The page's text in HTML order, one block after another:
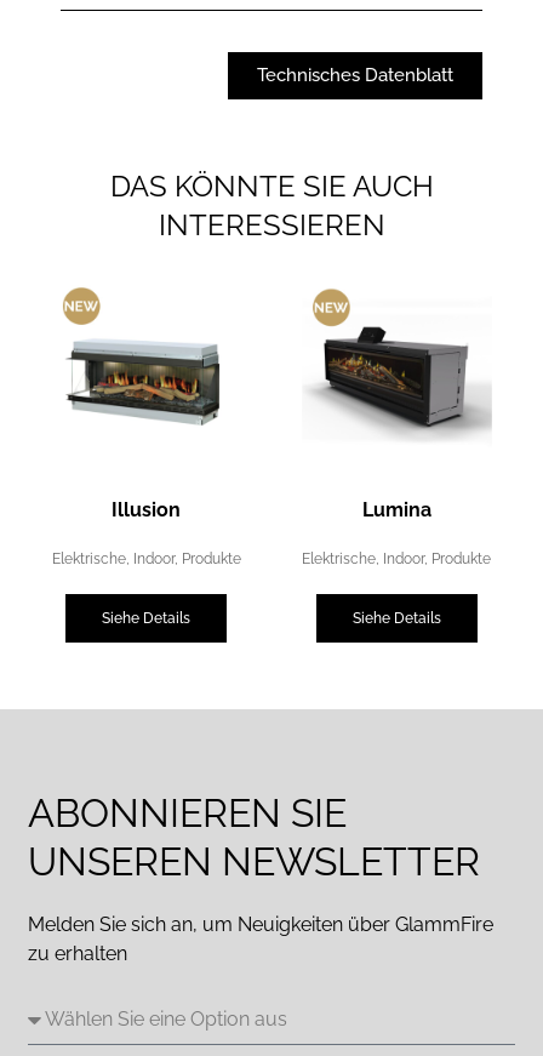
Technisches Datenblatt
DAS KÖNNTE SIE AUCH
INTERESSIEREN
Illusion
Elektrische, Indoor, Produkte
Siehe Details
Lumina
Elektrische, Indoor, Produkte
Siehe Details
ABONNIEREN SIE
UNSEREN NEWSLETTER
Melden Sie sich an, um Neuigkeiten über GlammFire
zu erhalten